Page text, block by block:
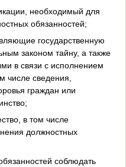
необходимый для
обязанностей;
государственную
законом тайну, а также
в связи с исполнением
числе сведения,
граждан или
в том числе
должностных
соблюдать